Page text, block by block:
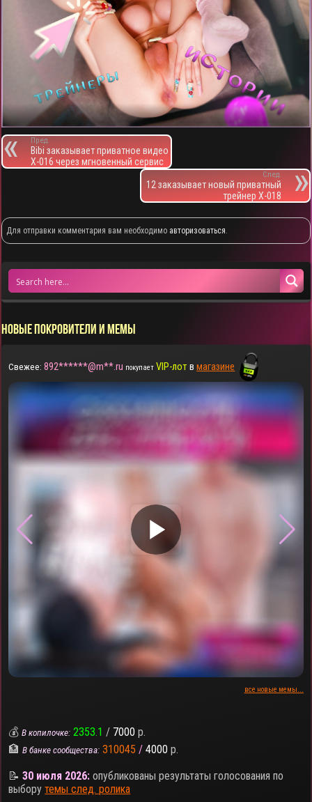
Пред.
Bibi заказывает приватное видео
X-016 через мгновенный сервис
След.
12 заказывает новый приватный
трейнер X-018
Для отправки комментария вам необходимо авторизоваться.
НОВЫЕ ПОКРОВИТЕЛИ И МЕМЫ
Свежее: 892******@m**.ru покупает VIP-лотвмагазине
▶
все новые мемы...
💰В копилочке: 2353.1 / 7000 р.
🏦В банке сообщества: 310045 / 4000 р.
📝30 июля 2026: опубликованы результаты голосования по
выборутемы след. ролика